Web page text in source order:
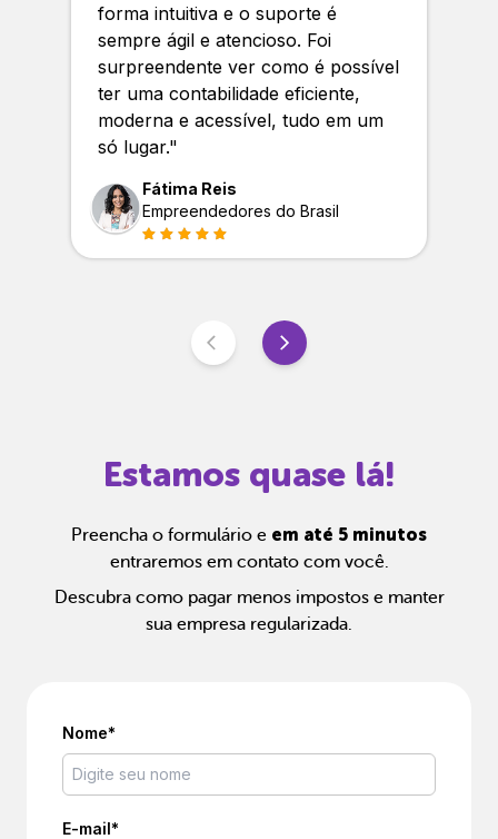
forma intuitiva e o suporte é
sempre ágil e atencioso. Foi
surpreendente ver como é possível
ter uma contabilidade eficiente,
moderna e acessível, tudo em um
só lugar."
Fátima Reis
Empreendedores do Brasil
Estamos quase lá!
Preencha o formulário e em até 5 minutos
entraremos em contato com você.
Descubra como pagar menos impostos e manter
sua empresa regularizada.
Nome*
E-mail*